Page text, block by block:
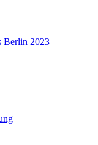
Berlin 2023